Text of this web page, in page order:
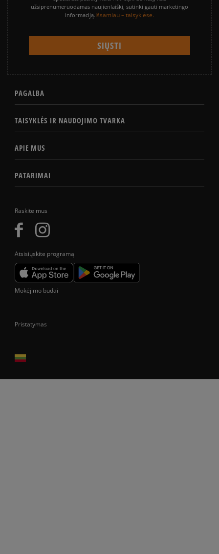
Raskite mus
Atsisiųskite programą
užsiprenumeruodamas naujienlaiškį, sutinki gauti marketingo
informaciją.Išsamiau – taisyklėse.
PAGALBA
TAISYKLĖS IR NAUDOJIMO TVARKA
APIE MUS
PATARIMAI
Mokėjimo būdai
Pristatymas